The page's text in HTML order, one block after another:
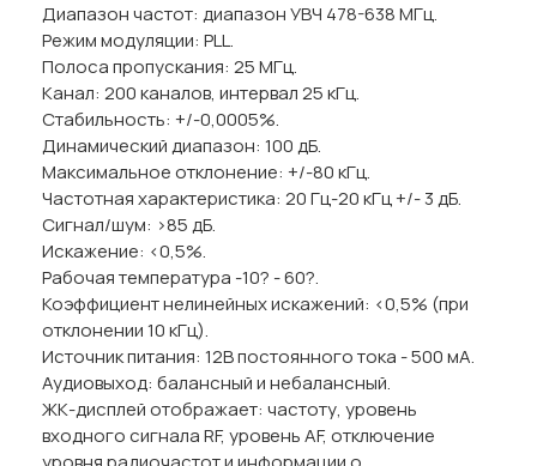
Диапазон частот: диапазон УВЧ 478-638 МГц.
Режим модуляции: PLL.
Полоса пропускания: 25 МГц.
Канал: 200 каналов, интервал 25 кГц.
Стабильность: +/-0,0005%.
Динамический диапазон: 100 дБ.
Максимальное отклонение: +/-80 кГц.
Частотная характеристика: 20 Гц-20 кГц +/- 3 дБ.
Сигнал/шум: >85 дБ.
Искажение: <0,5%.
Рабочая температура -10? - 60?.
Коэффициент нелинейных искажений: <0,5% (при
отклонении 10 кГц).
Источник питания: 12В постоянного тока - 500 мА.
Аудиовыход: балансный и небалансный.
ЖК-дисплей отображает: частоту, уровень
входного сигнала RF, уровень AF, отключение